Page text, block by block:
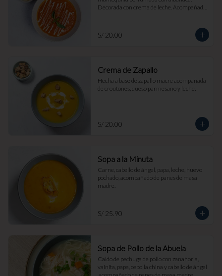
Decorada con crema de leche. Acompañada
S/ 20.00
Crema de Zapallo
Hecha a base de zapallo macre acompañada
de croutones, queso parmesano y leche.
S/ 20.00
Sopa a la Minuta
Carne, cabello de ángel, papa, leche, huevo
pochado, acompañado de panes de masa
madre.
S/ 25.90
Sopa de Pollo de la Abuela
Caldo de pechuga de pollo con zanahoria,
vainita, papa, cebolla china y cabello de ángel